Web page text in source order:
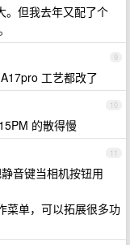
。但我去年又配了个
9
工艺都改了
10
的散得慢
11
音键当相机按钮用
单，可以拓展很多功